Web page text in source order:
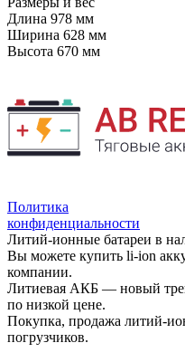
Длина 978 мм
Ширина 628 мм
Высота 670 мм
Политика
конфиденциальности
Литий-ионные батареи в
Вы можете купить li-ion
компании.
Литиевая АКБ — новый
по низкой цене.
Покупка, продажа литий-
погрузчиков.